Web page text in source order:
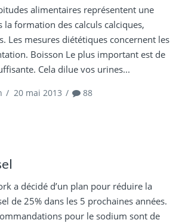
alimentaires représentent une
la formation des calculs calciques,
Les mesures diététiques concernent les
Boisson Le plus important est de
Cela dilue vos urines...
/ 20 mai 2013 / 88
a décidé d’un plan pour réduire la
de 25% dans les 5 prochaines années.
pour le sodium sont de